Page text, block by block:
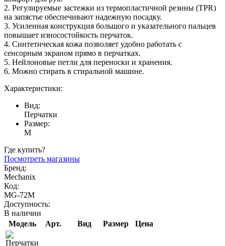
2. Регулируемые застежки из термопластичной резины (TPR)
на запястье обеспечивают надежную посадку.
3. Усиленная конструкция большого и указательного пальцев
повышает износостойкость перчаток.
4. Синтетическая кожа позволяет удобно работать с
сенсорным экраном прямо в перчатках.
5. Нейлоновые петли для переноски и хранения.
6. Можно стирать в стиральной машине.
Характеристики:
Вид:
Перчатки
Размер:
M
Где купить?
Посмотреть магазины
Бренд:
Mechanix
Код:
MG-72M
Доступность:
В наличии
Модель
Арт. Вид Размер Цена